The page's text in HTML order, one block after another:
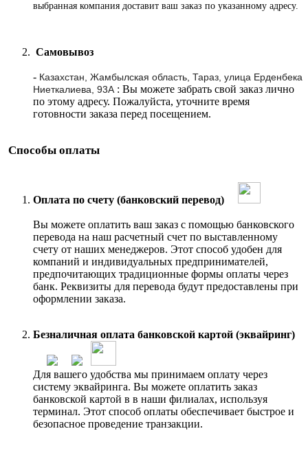
выбранная компания доставит ваш заказ по указанному адресу.
Самовывоз
- Казахстан, Жамбылская область, Тараз, улица Ерденбека
Ниеткалиева, 93А : Вы можете забрать свой заказ лично
по этому адресу. Пожалуйста, уточните время
готовности заказа перед посещением.
Способы оплаты
Оплата по счету (банковский перевод)
Вы можете оплатить ваш заказ с помощью банковского
перевода на наш расчетный счет по выставленному
счету от наших менеджеров. Этот способ удобен для
компаний и индивидуальных предпринимателей,
предпочитающих традиционные формы оплаты через
банк. Реквизиты для перевода будут предоставлены при
оформлении заказа.
Безналичная оплата банковской картой (эквайринг)
Для вашего удобства мы принимаем оплату через
систему эквайринга. Вы можете оплатить заказ
банковской картой в в наши филиалах, используя
терминал. Этот способ оплаты обеспечивает быстрое и
безопасное проведение транзакции.